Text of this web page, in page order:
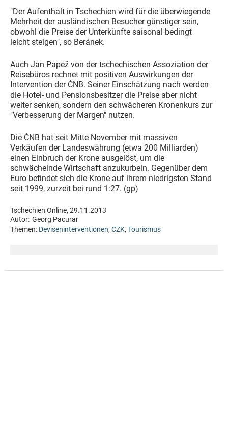
"Der Aufenthalt in Tschechien wird für die überwiegende
Mehrheit der ausländischen Besucher günstiger sein,
obwohl die Preise der Unterkünfte saisonal bedingt
leicht steigen", so Beránek.
Auch Jan Papež von der tschechischen Assoziation der
Reisebüros rechnet mit positiven Auswirkungen der
Intervention der ČNB. Seiner Einschätzung nach werden
die Hotel- und Pensionsbesitzer die Preise aber nicht
weiter senken, sondern den schwächeren Kronenkurs zur
"Verbesserung der Margen" nutzen.
Die ČNB hat seit Mitte November mit massiven
Verkäufen der Landeswährung (etwa 200 Milliarden)
einen Einbruch der Krone ausgelöst, um die
schwächelnde Wirtschaft anzukurbeln. Gegenüber dem
Euro befindet sich die Krone auf ihrem niedrigsten Stand
seit 1999, zurzeit bei rund 1:27. (gp)
Tschechien Online, 29.11.2013
Autor: Georg Pacurar
Themen: Deviseninterventionen, CZK, Tourismus